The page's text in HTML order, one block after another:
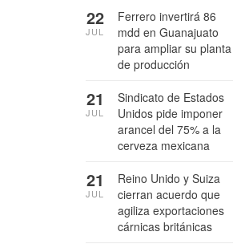
Ferrero invertirá 86
mdd en Guanajuato
para ampliar su planta
de producción
22
JUL
Sindicato de Estados
Unidos pide imponer
arancel del 75% a la
cerveza mexicana
21
JUL
Reino Unido y Suiza
cierran acuerdo que
agiliza exportaciones
cárnicas británicas
21
JUL